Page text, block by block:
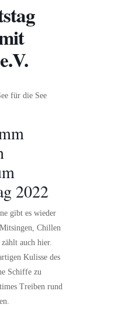
für die See
2022
gibt es wieder
Chillen
auch hier.
Kulisse des
Schiffe zu
Treiben rund